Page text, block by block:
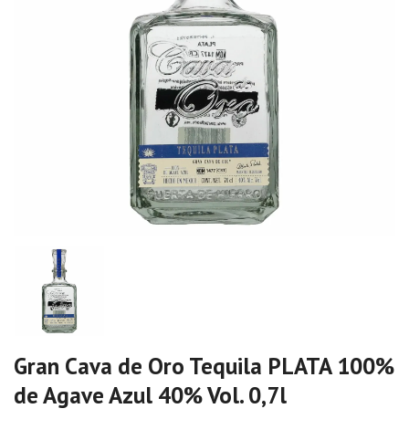
Gran Cava de Oro Tequila PLATA 100%
de Agave Azul 40% Vol. 0,7l